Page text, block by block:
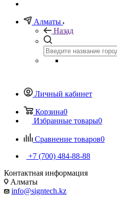
Алматы
Назад
Личный кабинет
Корзина0
Избранные товары0
Сравнение товаров0
+7 (700) 484-88-88
Контактная информация
Алматы
info@signtech.kz